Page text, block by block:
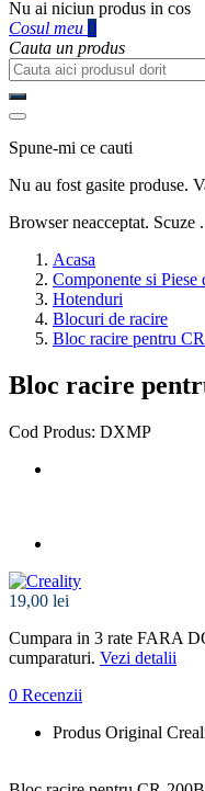
Nu ai niciun produs in cos
Cosul meu 0
Cauta un produs
Spune-mi ce cauti
Nu au fost gasite produse.
Browser neacceptat. Scuze
Acasa
Componente si Piese
Hotenduri
Blocuri de racire
Bloc racire pentru
Bloc racire
Cod Produs: DXMP
19,00 lei
Cumpara in 3 rate FARA
cumparaturi. Vezi detalii
0 Recenzii
Produs Original